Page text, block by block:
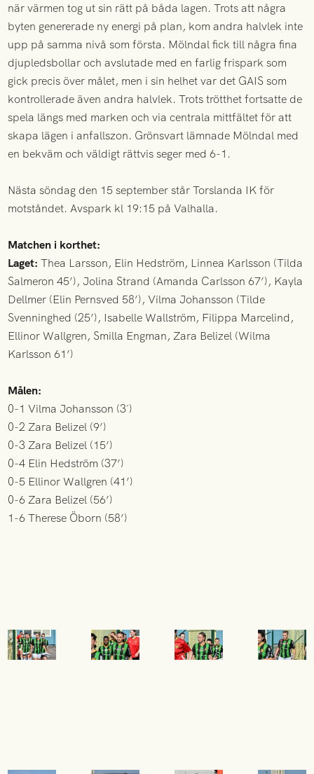
när värmen tog ut sin rätt på båda lagen. Trots att några
byten genererade ny energi på plan, kom andra halvlek inte
upp på samma nivå som första. Mölndal fick till några fina
djupledsbollar och avslutade med en farlig frispark som
gick precis över målet, men i sin helhet var det GAIS som
kontrollerade även andra halvlek. Trots trötthet fortsatte de
spela längs med marken och via centrala mittfältet för att
skapa lägen i anfallszon. Grönsvart lämnade Mölndal med
en bekväm och väldigt rättvis seger med 6-1.
Nästa söndag den 15 september står Torslanda IK för
motståndet. Avspark kl 19:15 på Valhalla.
Matchen i korthet:
Laget: Thea Larsson, Elin Hedström, Linnea Karlsson (Tilda
Salmeron 45’), Jolina Strand (Amanda Carlsson 67’), Kayla
Dellmer (Elin Pernsved 58’), Vilma Johansson (Tilde
Svenninghed (25’), Isabelle Wallström, Filippa Marcelind,
Ellinor Wallgren, Smilla Engman, Zara Belizel (Wilma
Karlsson 61’)
Målen:
0-1 Vilma Johansson (3´)
0-2 Zara Belizel (9’)
0-3 Zara Belizel (15’)
0-4 Elin Hedström (37’)
0-5 Ellinor Wallgren (41’)
0-6 Zara Belizel (56’)
1-6 Therese Öborn (58’)